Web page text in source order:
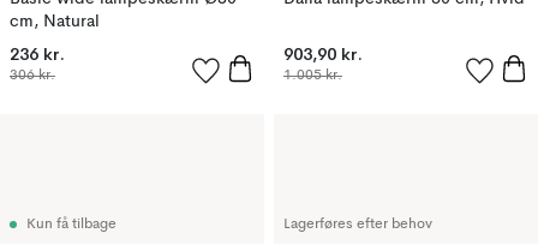
cm, Natural
236 kr.
306 kr.
903,90 kr.
1.005 kr.
Kun få tilbage Lagerføres efter behov